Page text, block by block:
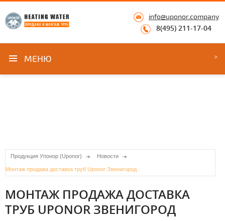
info@uponor.company
8(495) 211-17-04
МЕНЮ
Продукция Упонор (Uponor) Новости
Монтаж продажа доставка труб Uponor Звенигород
МОНТАЖ ПРОДАЖА ДОСТАВКА
ТРУБ UPONOR ЗВЕНИГОРОД